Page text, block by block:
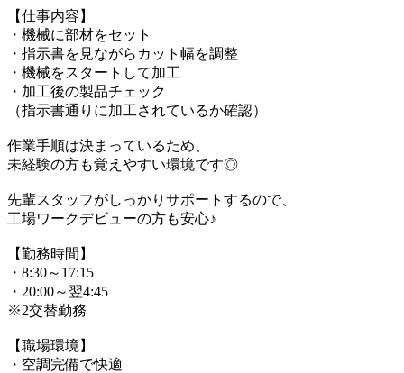
【仕事内容】
・機械に部材をセット
・指示書を見ながらカット幅を調整
・機械をスタートして加工
・加工後の製品チェック
（指示書通りに加工されているか確認）
作業手順は決まっているため、
未経験の方も覚えやすい環境です◎
先輩スタッフがしっかりサポートするので、
工場ワークデビューの方も安心♪
【勤務時間】
・8:30～17:15
・20:00～翌4:45
※2交替勤務
【職場環境】
・空調完備で快適